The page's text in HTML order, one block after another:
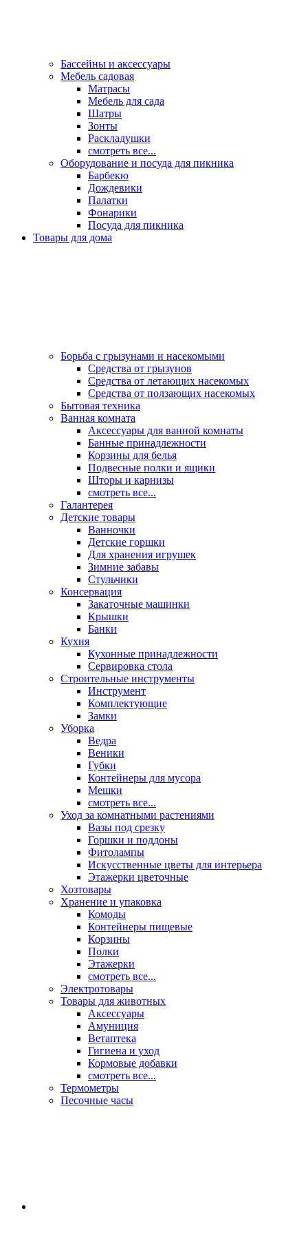
Бассейны и аксессуары
Мебель садовая
Матрасы
Мебель для сада
Шатры
Зонты
Раскладушки
смотреть все...
Оборудование и посуда для пикника
Барбекю
Дождевики
Палатки
Фонарики
Посуда для пикника
Товары для дома
Борьба с грызунами и насекомыми
Средства от грызунов
Средства от летающих насекомых
Средства от ползающих насекомых
Бытовая техника
Ванная комната
Аксессуары для ванной комнаты
Банные принадлежности
Корзины для белья
Подвесные полки и ящики
Шторы и карнизы
смотреть все...
Галантерея
Детские товары
Ванночки
Детские горшки
Для хранения игрушек
Зимние забавы
Стульчики
Консервация
Закаточные машинки
Крышки
Банки
Кухня
Кухонные принадлежности
Сервировка стола
Строительные инструменты
Инструмент
Комплектующие
Замки
Уборка
Ведра
Веники
Губки
Контейнеры для мусора
Мешки
смотреть все...
Уход за комнатными растениями
Вазы под срезку
Горшки и поддоны
Фитолампы
Искусственные цветы для интерьера
Этажерки цветочные
Хозтовары
Хранение и упаковка
Комоды
Контейнеры пищевые
Корзины
Полки
Этажерки
смотреть все...
Электротовары
Товары для животных
Аксессуары
Амуниция
Ветаптека
Гигиена и уход
Кормовые добавки
смотреть все...
Термометры
Песочные часы